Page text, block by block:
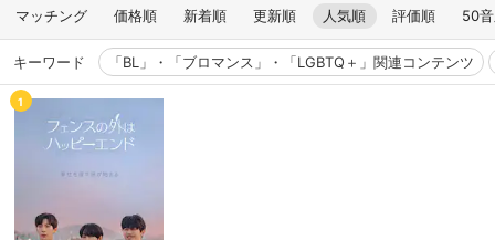
マッチング 価格順 新着順 更新順 人気順 評価順 50
キーワード 「BL」・「ブロマンス」・「LGBTQ＋」関連コンテンツ
1